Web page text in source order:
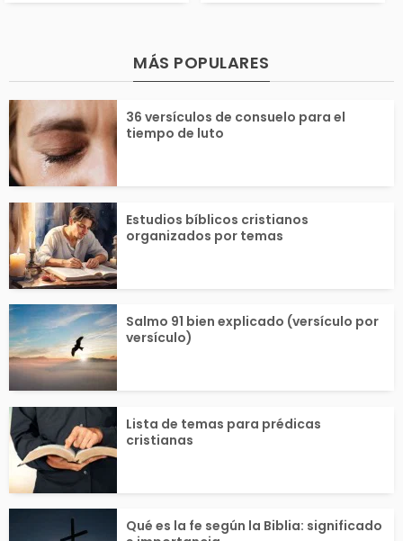
de la vida de Jes
su bautismo. Un dí
una lista con
ra orar,
MÁS POPULARES
36 versículos de consuelo para el
tiempo de luto
Estudios bíblicos cristianos
organizados por temas
Salmo 91 bien explicado (versículo por
versículo)
Lista de temas para prédicas
cristianas
Qué es la fe según la Biblia: significado